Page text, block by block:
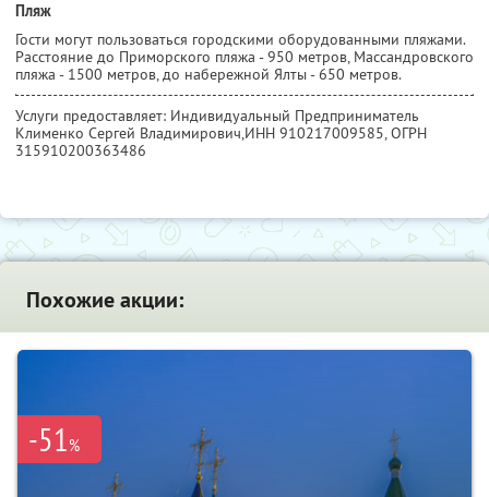
Пляж
Гости могут пользоваться городскими оборудованными пляжами.
Расстояние до Приморского пляжа - 950 метров, Массандровского
пляжа - 1500 метров, до набережной Ялты - 650 метров.
Услуги предоставляет: Индивидуальный Предприниматель
Клименко Сергей Владимирович,ИНН 910217009585, ОГРН
315910200363486
Похожие акции:
-51%